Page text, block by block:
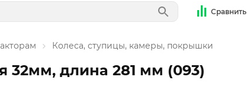
Сравнить
Колеса, ступицы, камеры, покрышки
32мм, длина 281 мм (093)